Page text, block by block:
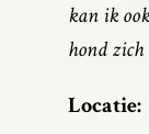
kan ik
hond
Locatie: